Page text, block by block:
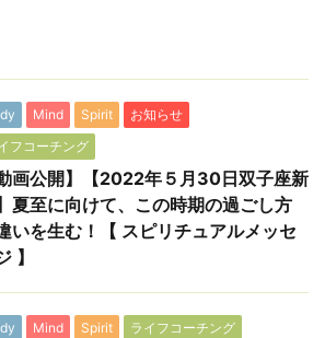
Mind Spirit
お知らせ
フコーチング
動画公開】【2022年５月30日双子座新
夏至に向けて、この時期の過ごし方
いを生む！【 スピリチュアルメッセ
】
Mind Spirit ライフコーチング